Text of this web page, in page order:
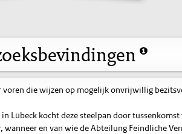
die wijzen op mogelijk onvrijwillig
Lübeck kocht deze steelpan door tussenkomst
en van wie de Abteilung Feindliche